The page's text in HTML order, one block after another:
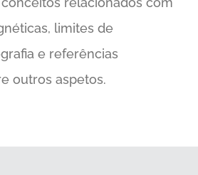
limites de
e referências
outros aspetos.